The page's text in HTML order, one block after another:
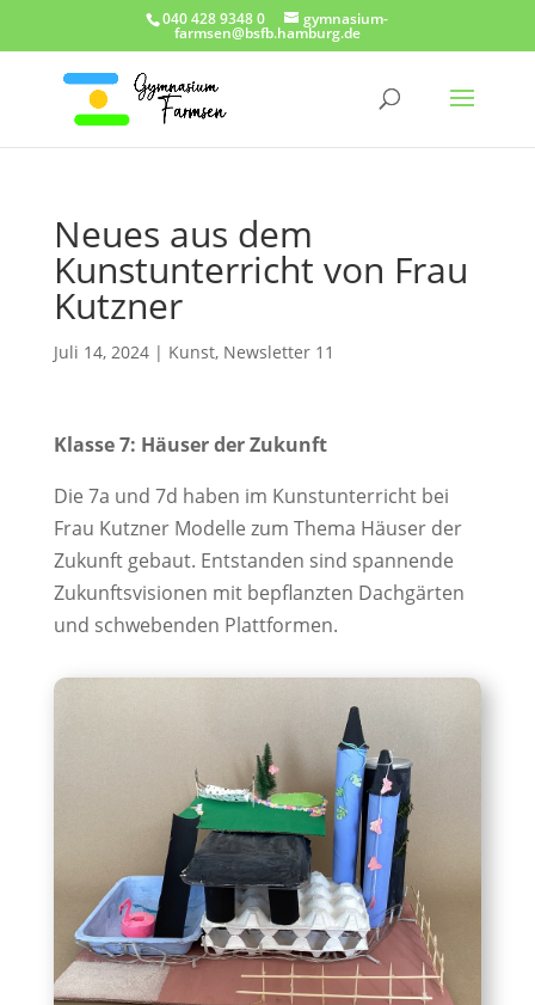
040 428 9348 0 gymnasium-
farmsen@bsfb.hamburg.de
Neues aus dem
Kunstunterricht von Frau
Kutzner
Juli 14, 2024| Kunst, Newsletter 11
Klasse 7: Häuser der Zukunft
Die 7a und 7d haben im Kunstunterricht bei
Frau Kutzner Modelle zum Thema Häuser der
Zukunft gebaut. Entstanden sind spannende
Zukunftsvisionen mit bepflanzten Dachgärten
und schwebenden Plattformen.